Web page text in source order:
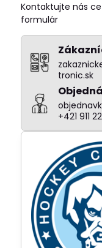
Kontaktujte nás
formulár
tronic.sk
+421 911